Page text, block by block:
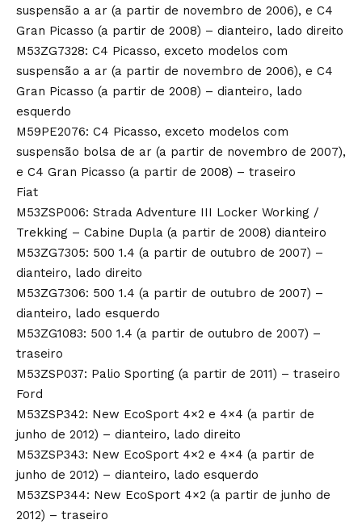
suspensão a ar (a partir de novembro de 2006), e C4
Gran Picasso (a partir de 2008) – dianteiro, lado direito
M53ZG7328: C4 Picasso, exceto modelos com
suspensão a ar (a partir de novembro de 2006), e C4
Gran Picasso (a partir de 2008) – dianteiro, lado
esquerdo
M59PE2076: C4 Picasso, exceto modelos com
suspensão bolsa de ar (a partir de novembro de 2007),
e C4 Gran Picasso (a partir de 2008) – traseiro
Fiat
M53ZSP006: Strada Adventure III Locker Working /
Trekking – Cabine Dupla (a partir de 2008) dianteiro
M53ZG7305: 500 1.4 (a partir de outubro de 2007) –
dianteiro, lado direito
M53ZG7306: 500 1.4 (a partir de outubro de 2007) –
dianteiro, lado esquerdo
M53ZG1083: 500 1.4 (a partir de outubro de 2007) –
traseiro
M53ZSP037: Palio Sporting (a partir de 2011) – traseiro
Ford
M53ZSP342: New EcoSport 4×2 e 4×4 (a partir de
junho de 2012) – dianteiro, lado direito
M53ZSP343: New EcoSport 4×2 e 4×4 (a partir de
junho de 2012) – dianteiro, lado esquerdo
M53ZSP344: New EcoSport 4×2 (a partir de junho de
2012) – traseiro